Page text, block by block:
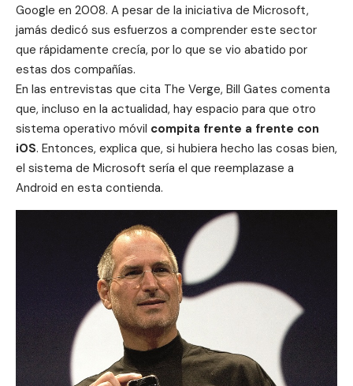
Google en 2008. A pesar de la iniciativa de Microsoft,
jamás dedicó sus esfuerzos a comprender este sector
que rápidamente crecía, por lo que se vio abatido por
estas dos compañías.
En las entrevistas que cita The Verge, Bill Gates comenta
que, incluso en la actualidad, hay espacio para que otro
sistema operativo móvil compita frente a frente con
iOS. Entonces, explica que, si hubiera hecho las cosas bien,
el sistema de Microsoft sería el que reemplazase a
Android en esta contienda.